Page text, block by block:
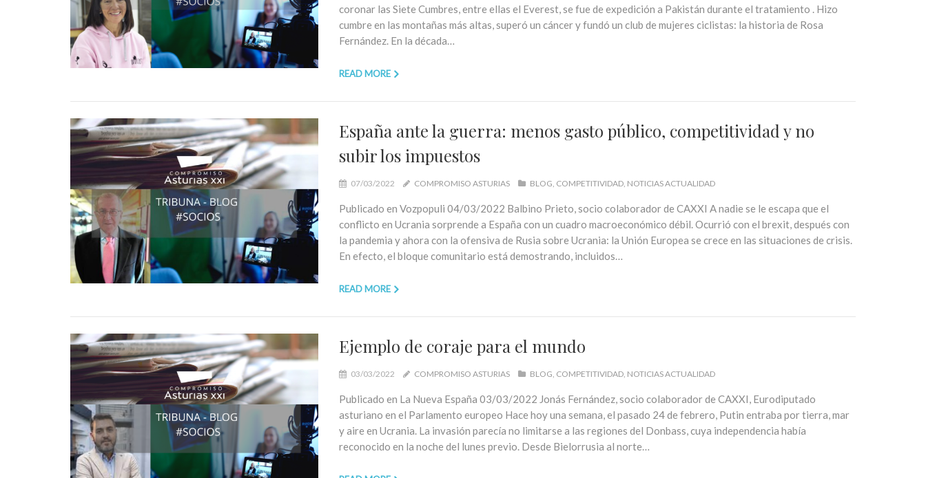
coronar las Siete Cumbres, entre ellas el Everest, se fue de expedición a Pakistán durante el tratamiento . Hizo
cumbre en las montañas más altas, superó un cáncer y fundó un club de mujeres ciclistas: la historia de Rosa
Fernández. En la década…
READ MORE
España ante la guerra: menos gasto público, competitividad y no
subir los impuestos
07/03/2022 COMPROMISO ASTURIAS BLOG COMPETITIVIDAD NOTICIAS ACTUALIDAD
Publicado en Vozpopuli 04/03/2022 Balbino Prieto, socio colaborador de CAXXI A nadie se le escapa que el
conflicto en Ucrania sorprende a España con un cuadro macroeconómico débil. Ocurrió con el brexit, después con
la pandemia y ahora con la ofensiva de Rusia sobre Ucrania: la Unión Europea se crece en las situaciones de crisis.
En efecto, el bloque comunitario está demostrando, incluidos…
READ MORE
Ejemplo de coraje para el mundo
03/03/2022 COMPROMISO ASTURIAS BLOG COMPETITIVIDAD NOTICIAS ACTUALIDAD
Publicado en La Nueva España 03/03/2022 Jonás Fernández, socio colaborador de CAXXI, Eurodiputado
asturiano en el Parlamento europeo Hace hoy una semana, el pasado 24 de febrero, Putin entraba por tierra, mar
y aire en Ucrania. La invasión parecía no limitarse a las regiones del Donbass, cuya independencia había
reconocido en la noche del lunes previo. Desde Bielorrusia al norte…